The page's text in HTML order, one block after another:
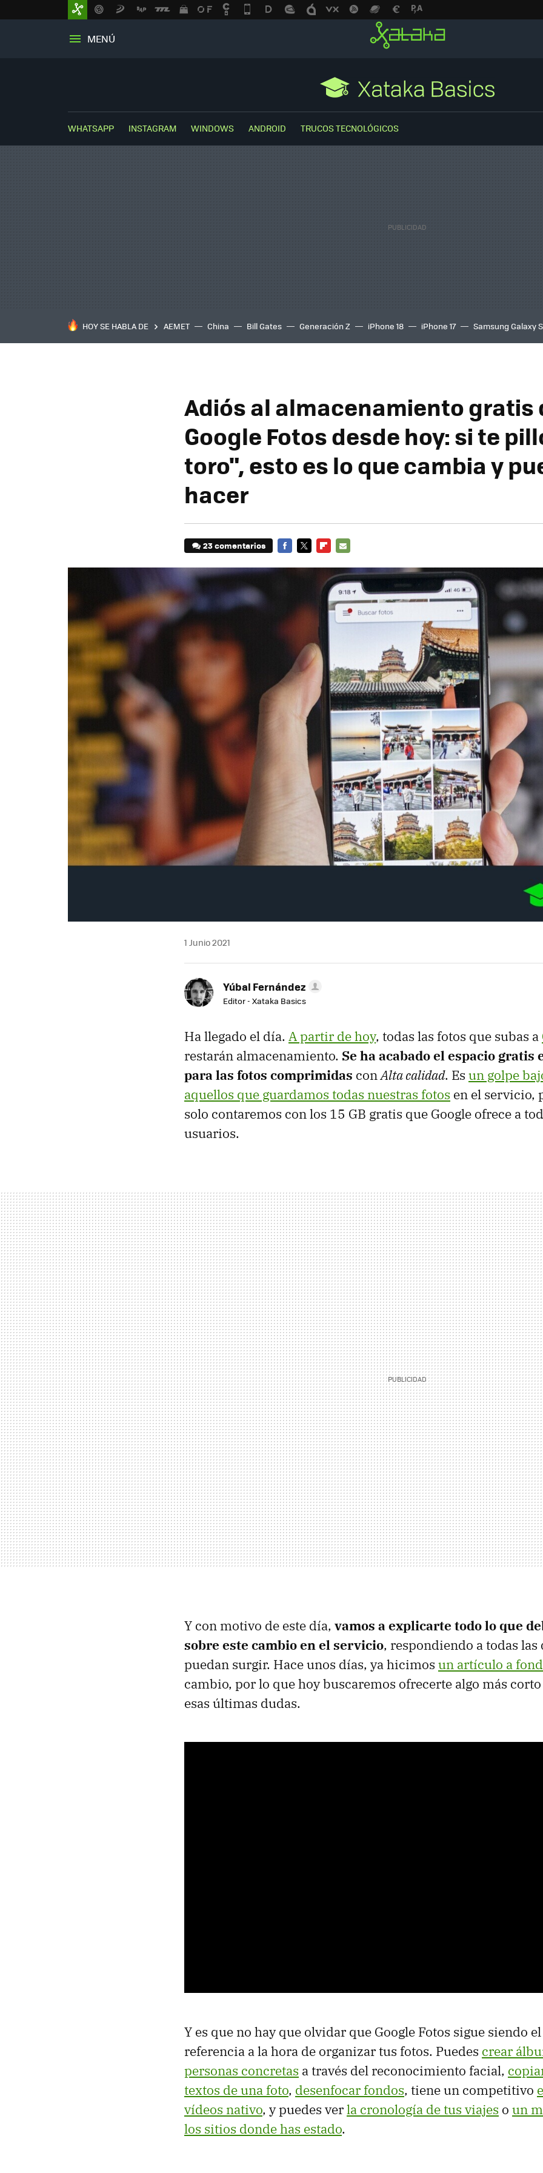
MENÚ
WHATSAPP INSTAGRAM WINDOWS ANDROID TRUCOS TECNOLÓGICOS
HOY SE HABLA DE AEMET China Bill Gates Generación Z iPhone 18 iPhone 17 Samsung Galaxy
Adiós al almacenamiento gratis
Google Fotos desde hoy: si te
toro", esto es lo que cambia y
hacer
23 comentarios
MAIL
1 Junio 2021
Yúbal Fernández
Editor - Xataka Basics
Ha llegado el día. A partir de hoy, todas las fotos que subas a
restarán almacenamiento. Se ha acabado el espacio gratis
para las fotos comprimidas conAlta calidad. Es un golpe
aquellos que guardamos todas nuestras fotos en el servicio,
solo contaremos con los 15 GB gratis que Google ofrece a
usuarios.
Y con motivo de este día, vamos a explicarte todo lo que
sobre este cambio en el servicio, respondiendo a todas las
puedan surgir. Hace unos días, ya hicimos un artículo a
cambio, por lo que hoy buscaremos ofrecerte algo más
esas últimas dudas.
Y es que no hay que olvidar que Google Fotos sigue siendo
referencia a la hora de organizar tus fotos. Puedes crear
personas concretas a través del reconocimiento facial,
textos de una foto, desenfocar fondos, tiene un competitivo
vídeos nativo, y puedes verla cronología de tus viajes o un
los sitios donde has estado.